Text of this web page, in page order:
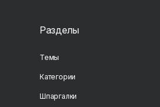
Разделы
Темы
Категории
Шпаргалки